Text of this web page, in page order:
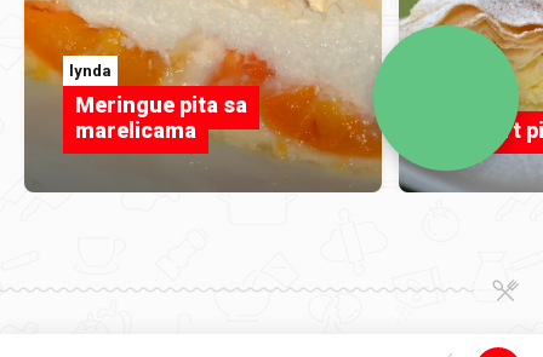
lynda
Meringue pita sa
marelicama
Jogurt